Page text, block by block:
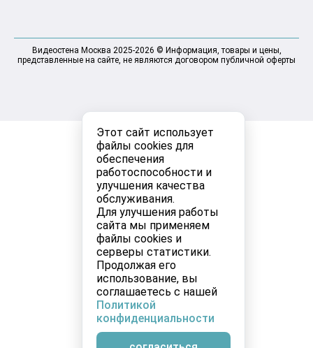
Этот сайт использует
файлы cookies для
обеспечения
работоспособности и
улучшения качества
обслуживания.
Для улучшения работы
сайта мы применяем
файлы cookies и
серверы статистики.
Продолжая его
использование, вы
соглашаетесь с нашей
Политикой
конфиденциальности
Видеостена Москва 2025-2026 © Информация, товары и цены,
представленные на сайте, не являются договором публичной оферты